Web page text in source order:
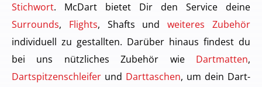
Stichwort. McDart bietet Dir den Service deine
Surrounds, Flights, Shafts undweiteres Zubehör
individuell zu gestallten. Darüber hinaus findest du
bei uns nützliches Zubehör wie Dartmatten,
Dartspitzenschleifer und Darttaschen, um dein Dart-